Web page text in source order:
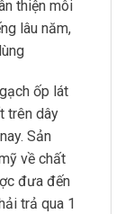
thiện môi
lâu năm,
ốp lát
trên dây
Sản
về chất
đưa đến
trả qua 1